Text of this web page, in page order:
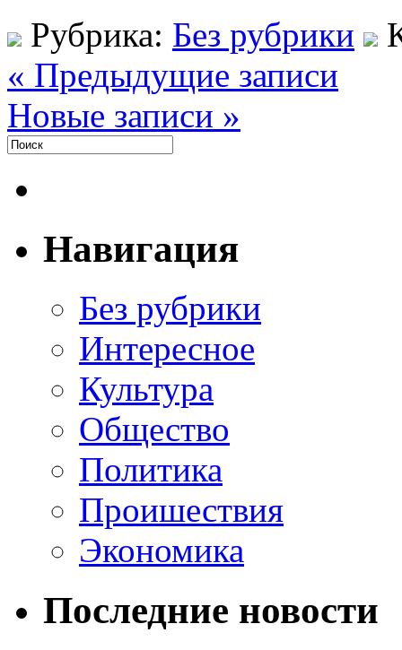
Рубрика: Без рубрики
« Предыдущие записи
Новые записи »
Навигация
Без рубрики
Интересное
Культура
Общество
Политика
Проишествия
Экономика
Последние новости